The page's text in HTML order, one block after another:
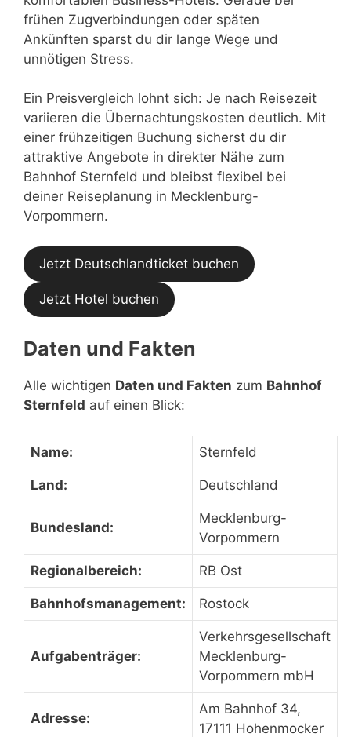
frühen Zugverbindungen oder späten
Ankünften sparst du dir lange Wege und
unnötigen Stress.
Ein Preisvergleich lohnt sich: Je nach Reisezeit
variieren die Übernachtungskosten deutlich. Mit
einer frühzeitigen Buchung sicherst du dir
attraktive Angebote in direkter Nähe zum
Bahnhof Sternfeld und bleibst flexibel bei
deiner Reiseplanung in Mecklenburg-
Vorpommern.
Jetzt Deutschlandticket buchen
Jetzt Hotel buchen
Daten und Fakten
Alle wichtigen Daten und Fakten zum Bahnhof
Sternfeld auf einen Blick:
Name: Sternfeld
Land: Deutschland
Bundesland:
Mecklenburg-
Vorpommern
Regionalbereich: RB Ost
Bahnhofsmanagement: Rostock
Aufgabenträger:
Verkehrsgesellschaft
Mecklenburg-
Vorpommern mbH
Adresse:
Am Bahnhof 34,
17111 Hohenmocker